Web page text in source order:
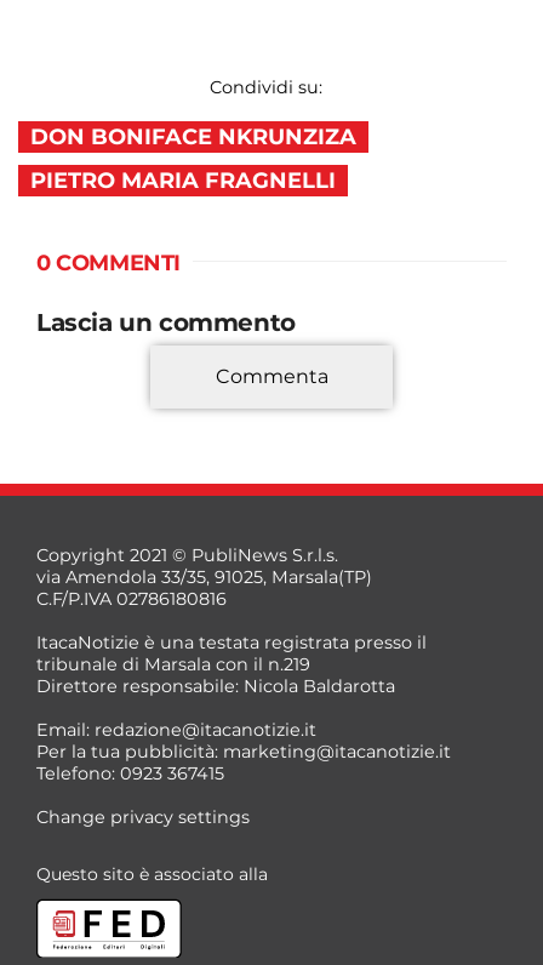
Condividi su:
DON BONIFACE NKRUNZIZA
PIETRO MARIA FRAGNELLI
0 COMMENTI
Lascia un commento
*
*
Commenta
Copyright 2021 © PubliNews S.r.l.s.
via Amendola 33/35, 91025, Marsala(TP)
C.F/P.IVA 02786180816
ItacaNotizie è una testata registrata presso il
tribunale di Marsala con il n.219
Direttore responsabile: Nicola Baldarotta
Email: redazione@itacanotizie.it
Per la tua pubblicità: marketing@itacanotizie.it
Telefono: 0923 367415
Change privacy settings
Questo sito è associato alla